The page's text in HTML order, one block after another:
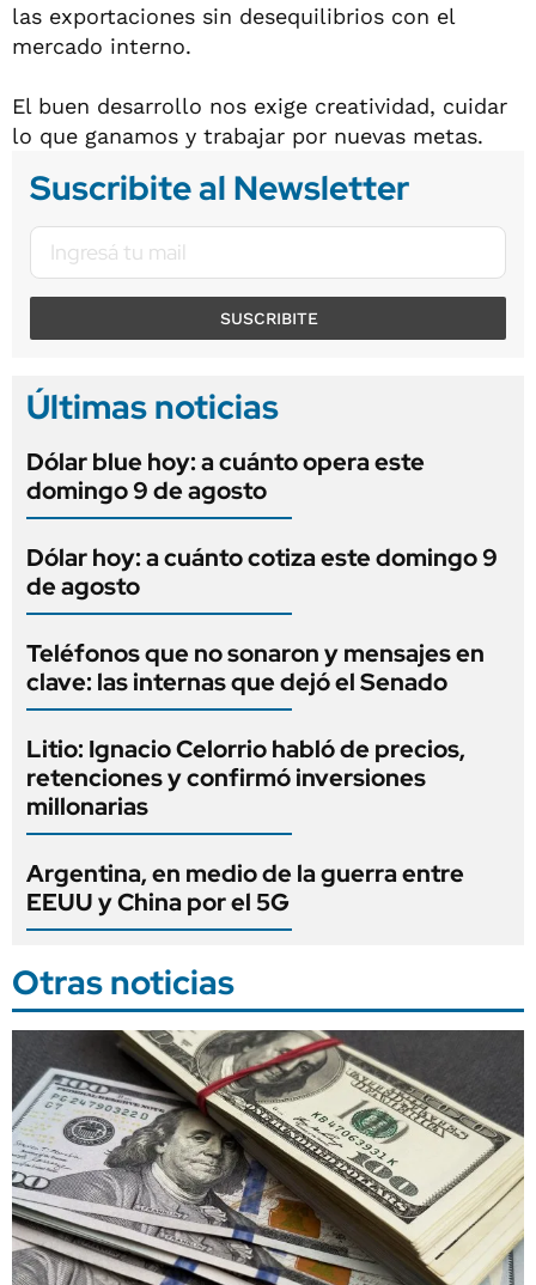
las exportaciones sin desequilibrios con el
mercado interno.
El buen desarrollo nos exige creatividad, cuidar
lo que ganamos y trabajar por nuevas metas.
Suscribite al Newsletter
SUSCRIBITE
Últimas noticias
Dólar blue hoy: a cuánto opera este
domingo 9 de agosto
Dólar hoy: a cuánto cotiza este domingo 9
de agosto
Teléfonos que no sonaron y mensajes en
clave: las internas que dejó el Senado
Litio: Ignacio Celorrio habló de precios,
retenciones y confirmó inversiones
millonarias
Argentina, en medio de la guerra entre
EEUU y China por el 5G
Otras noticias